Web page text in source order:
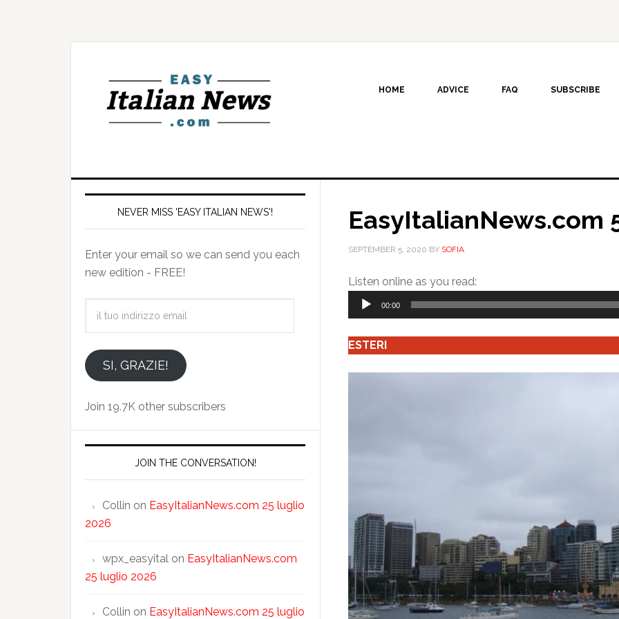
HOME ADVICE FAQ SUBSCRIBE
EasyItalianNews.com
SEPTEMBER 5, 2020 BY SOFIA
Listen online as you read:
Player
00:00
ESTERI
NEVER MISS 'EASY ITALIAN NEWS'!
Enter your email so we can send you each
new edition - FREE!
emailSI, GRAZIE!
Join 19.7K other subscribers
JOIN THE CONVERSATION!
Collin on EasyItalianNews.com 25 luglio
2026
wpx_easyital on EasyItalianNews.com
25 luglio 2026
Collin on EasyItalianNews.com 25 luglio